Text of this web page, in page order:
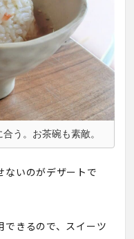
う。お茶碗も素敵。
ないのがデザートで
できるので、スイーツ